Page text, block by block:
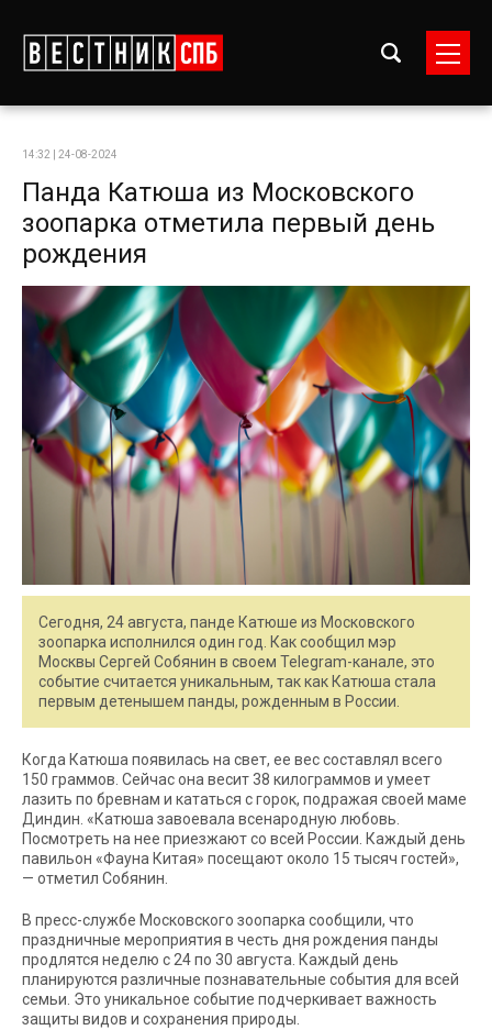
14:32 | 24-08-2024
Панда Катюша из Московского
зоопарка отметила первый день
рождения
Сегодня, 24 августа, панде Катюше из Московского
зоопарка исполнился один год. Как сообщил мэр
Москвы Сергей Собянин в своем Telegram-канале, это
событие считается уникальным, так как Катюша стала
первым детенышем панды, рожденным в России.
Когда Катюша появилась на свет, ее вес составлял всего
150 граммов. Сейчас она весит 38 килограммов и умеет
лазить по бревнам и кататься с горок, подражая своей маме
Диндин. «Катюша завоевала всенародную любовь.
Посмотреть на нее приезжают со всей России. Каждый день
павильон «Фауна Китая» посещают около 15 тысяч гостей»,
— отметил Собянин.
В пресс-службе Московского зоопарка сообщили, что
праздничные мероприятия в честь дня рождения панды
продлятся неделю с 24 по 30 августа. Каждый день
планируются различные познавательные события для всей
семьи. Это уникальное событие подчеркивает важность
защиты видов и сохранения природы.